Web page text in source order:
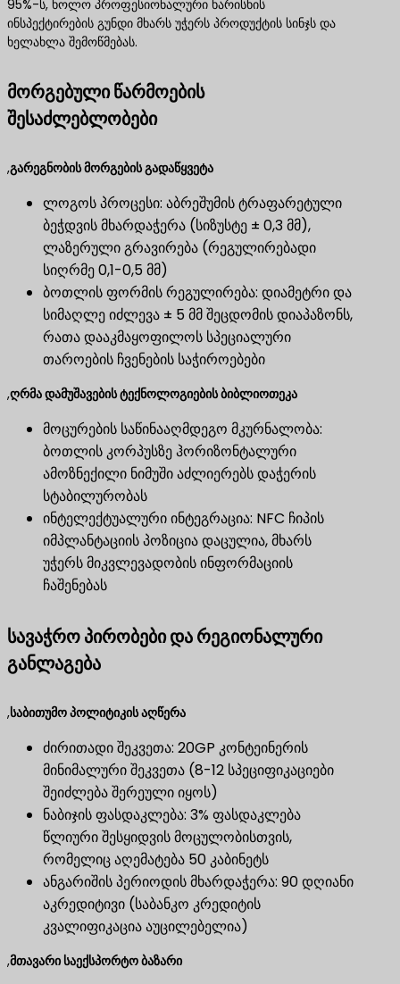
95%-ს, ხოლო პროფესიონალური ხარისხის
ინსპექტირების გუნდი მხარს უჭერს პროდუქტის სინჯს და
ხელახლა შემოწმებას.
მორგებული წარმოების
შესაძლებლობები
,გარეგნობის მორგების გადაწყვეტა
ლოგოს პროცესი: აბრეშუმის ტრაფარეტული
ბეჭდვის მხარდაჭერა (სიზუსტე ± 0,3 მმ),
ლაზერული გრავირება (რეგულირებადი
სიღრმე 0,1-0,5 მმ)
ბოთლის ფორმის რეგულირება: დიამეტრი და
სიმაღლე იძლევა ± 5 მმ შეცდომის დიაპაზონს,
რათა დააკმაყოფილოს სპეციალური
თაროების ჩვენების საჭიროებები
,ღრმა დამუშავების ტექნოლოგიების ბიბლიოთეკა
მოცურების საწინააღმდეგო მკურნალობა:
ბოთლის კორპუსზე ჰორიზონტალური
ამოზნექილი ნიმუში აძლიერებს დაჭერის
სტაბილურობას
ინტელექტუალური ინტეგრაცია: NFC ჩიპის
იმპლანტაციის პოზიცია დაცულია, მხარს
უჭერს მიკვლევადობის ინფორმაციის
ჩაშენებას
სავაჭრო პირობები და რეგიონალური
განლაგება
,საბითუმო პოლიტიკის აღწერა
ძირითადი შეკვეთა: 20GP კონტეინერის
მინიმალური შეკვეთა (8-12 სპეციფიკაციები
შეიძლება შერეული იყოს)
ნაბიჯის ფასდაკლება: 3% ფასდაკლება
წლიური შესყიდვის მოცულობისთვის,
რომელიც აღემატება 50 კაბინეტს
ანგარიშის პერიოდის მხარდაჭერა: 90 დღიანი
აკრედიტივი (საბანკო კრედიტის
კვალიფიკაცია აუცილებელია)
,მთავარი საექსპორტო ბაზარი